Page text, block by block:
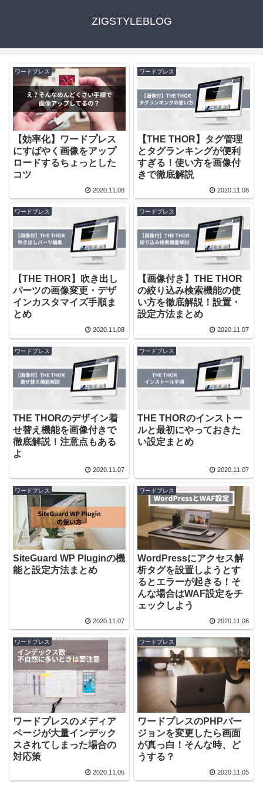
ZIGSTYLEBLOG
ワードプレス
【効率化】ワードプレス
にすばやく画像をアップ
ロードするちょっとした
コツ
2020.11.08
ワードプレス
【THE THOR】タグ管理
とタグランキングが便利
すぎる！使い方を画像付
きで徹底解説
2020.11.08
ワードプレス
【THE THOR】吹き出し
パーツの画像変更・デザ
インカスタマイズ手順ま
とめ
2020.11.08
ワードプレス
【画像付き】THE THOR
の絞り込み検索機能の使
い方を徹底解説！設置・
設定方法まとめ
2020.11.07
ワードプレス
THE THORのデザイン着
せ替え機能を画像付きで
徹底解説！注意点もある
よ
2020.11.07
ワードプレス
THE THORのインストー
ルと最初にやっておきた
い設定まとめ
2020.11.07
ワードプレス
SiteGuard WP Pluginの機
能と設定方法まとめ
2020.11.07
ワードプレス
WordPressにアクセス解
析タグを設置しようとす
るとエラーが起きる！そ
んな場合はWAF設定をチ
ェックしよう
2020.11.06
ワードプレス
ワードプレスのメディア
ページが大量インデック
スされてしまった場合の
対応策
2020.11.06
ワードプレス
ワードプレスのPHPバー
ジョンを変更したら画面
が真っ白！そんな時、ど
うする？
2020.11.05